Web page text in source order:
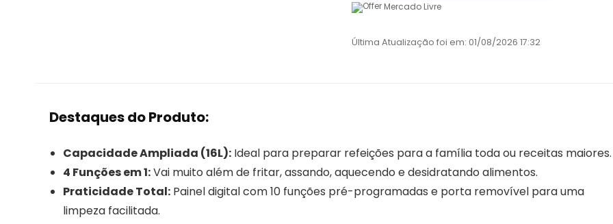
Mercado Livre
Última Atualização foi em: 01/08/2026 17:32
Destaques do Produto:
Capacidade Ampliada (16L): Ideal para preparar refeições para a família toda ou receitas maiores.
4 Funções em 1:Vai muito além de fritar, assando, aquecendo e desidratando alimentos.
Praticidade Total: Painel digital com 10 funções pré-programadas e porta removível para uma
limpeza facilitada.